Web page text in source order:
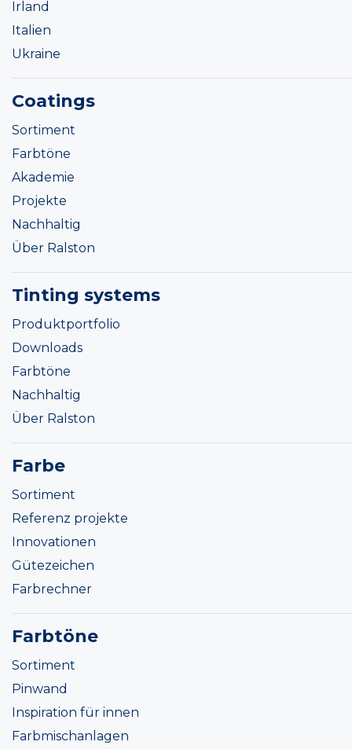
Irland
Italien
Ukraine
Coatings
Sortiment
Farbtöne
Akademie
Projekte
Nachhaltig
Über Ralston
Tinting systems
Produktportfolio
Downloads
Farbtöne
Nachhaltig
Über Ralston
Farbe
Sortiment
Referenz projekte
Innovationen
Gütezeichen
Farbrechner
Farbtöne
Sortiment
Pinwand
Inspiration für innen
Farbmischanlagen